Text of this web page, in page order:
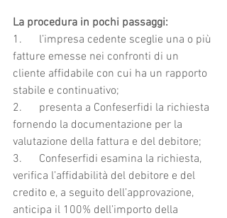
La procedura in pochi passaggi:
1.      l’impresa cedente sceglie una o più
fatture emesse nei confronti di un
cliente affidabile con cui ha un rapporto
stabile e continuativo;
2.      presenta a Confeserfidi la richiesta
fornendo la documentazione per la
valutazione della fattura e del debitore;
3.      Confeserfidi esamina la richiesta,
verifica l’affidabilità del debitore e del
credito e, a seguito dell’approvazione,
anticipa il 100% dell’importo della